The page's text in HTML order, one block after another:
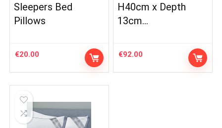
Sleepers Bed
Pillows
€20.00
H40cm x Depth
13cm…
€92.00